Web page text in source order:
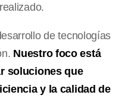
de tecnologías
Nuestro foco está
soluciones que
y la calidad de